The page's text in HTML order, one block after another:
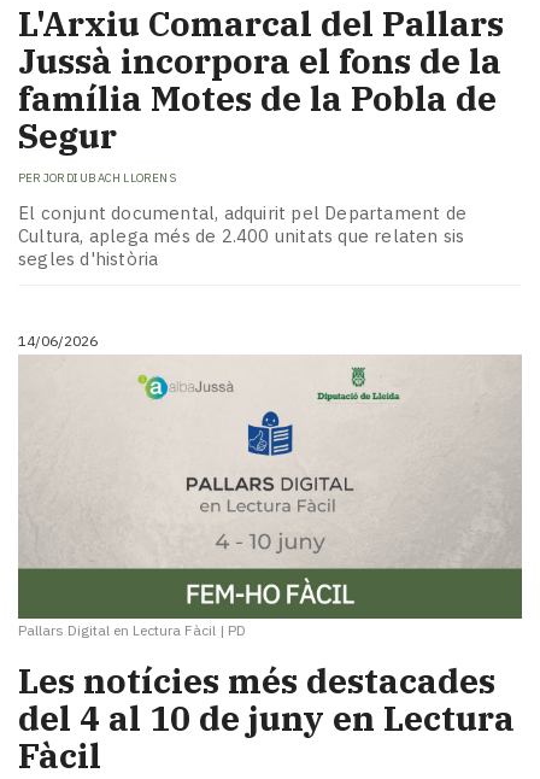
L'Arxiu Comarcal del Pallars
Jussà incorpora el fons de la
família Motes de la Pobla de
Segur
PER JORDI UBACH LLORENS
El conjunt documental, adquirit pel Departament de
Cultura, aplega més de 2.400 unitats que relaten sis
segles d'història
14/06/2026
Pallars Digital en Lectura Fàcil | PD
Les notícies més destacades
del 4 al 10 de juny en Lectura
Fàcil